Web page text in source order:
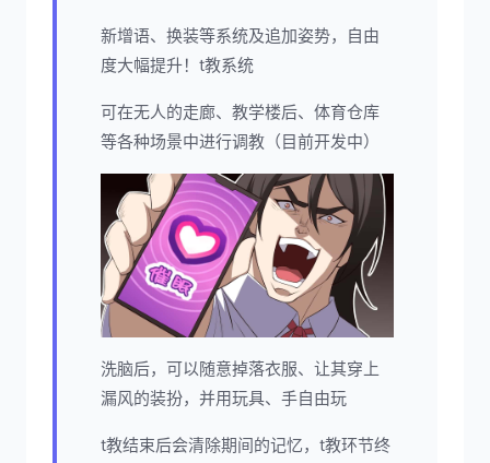
新增语、换装等系统及追加姿势，自由
度大幅提升！t教系统
可在无人的走廊、教学楼后、体育仓库
等各种场景中进行调教（目前开发中）
洗脑后，可以随意掉落衣服、让其穿上
漏风的装扮，并用玩具、手自由玩
t教结束后会清除期间的记忆，t教环节终